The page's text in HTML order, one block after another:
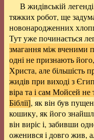
В жидівській
тяжких робот, ще
новонародженних
Тут уже починається
змагання між вченими
одні не признають
Христа, але більшість
жидів при виході з
віра та і сам Мойсей не
Біблії], як він був
кошику, як його
він виріс і, забивши
оженився і довго жив,